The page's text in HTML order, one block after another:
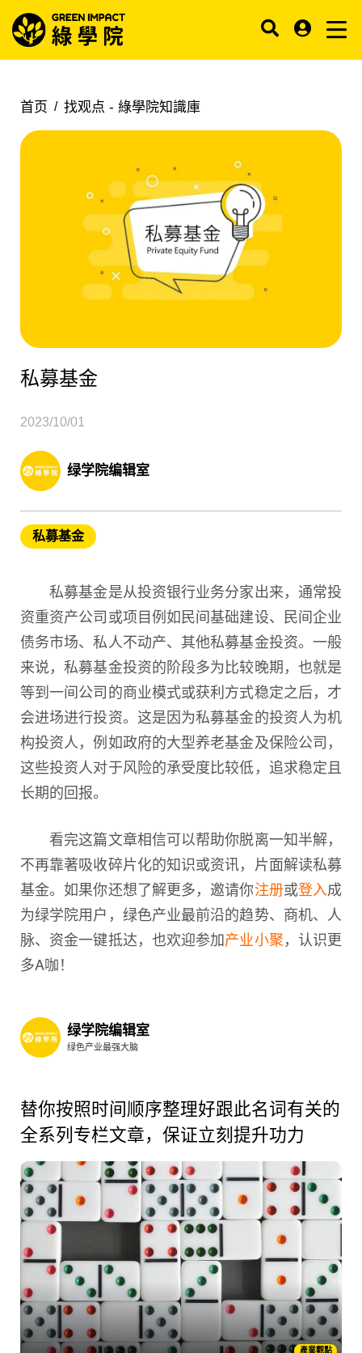
首页 找观点 - 綠學院知識庫
私募基金
2023/10/01
绿学院编辑室
私募基金
私募基金是从投资银行业务分家出来，通常投
资重资产公司或项目例如民间基础建设、民间企业
债务市场、私人不动产、其他私募基金投资。一般
来说，私募基金投资的阶段多为比较晚期，也就是
等到一间公司的商业模式或获利方式稳定之后，才
会进场进行投资。这是因为私募基金的投资人为机
构投资人，例如政府的大型养老基金及保险公司，
这些投资人对于风险的承受度比较低，追求稳定且
长期的回报。
看完这篇文章相信可以帮助你脱离一知半解，
不再靠著吸收碎片化的知识或资讯，片面解读私募
基金。如果你还想了解更多，邀请你注册或登入成
为绿学院用户，绿色产业最前沿的趋势、商机、人
脉、资金一键抵达，也欢迎参加产业小聚，认识更
多A咖！
绿学院编辑室
绿色产业最强大脑
替你按照时间顺序整理好跟此名词有关的
全系列专栏文章，保证立刻提升功力
產業觀點